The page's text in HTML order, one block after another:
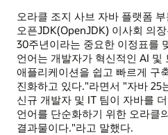
오라클 조지 사브 자바 플랫폼
오픈JDK(OpenJDK) 이사회 의
30주년이라는 중요한 이정표를
언어는 개발자가 혁신적인 AI 및
애플리케이션을 쉽고 빠르게 구
진화하고 있다."라면서 "자바 25
신규 개발자 및 IT 팀이 자바를
언어를 단순화하기 위한 오라클
결과물이다."라고 말했다.